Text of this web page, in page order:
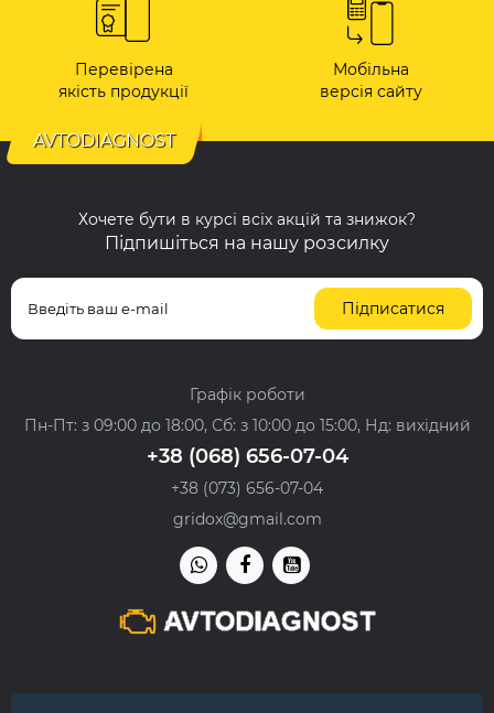
Перевірена
якість продукції
Мобільна
версія сайту
AVTODIAGNOST
Хочете бути в курсі всіх акцій та знижок?
Підпишіться на нашу розсилку
Підписатися
Графік роботи
Пн-Пт: з 09:00 до 18:00, Сб: з 10:00 до 15:00, Нд: вихідний
+38 (068) 656-07-04
+38 (073) 656-07-04
gridox@gmail.com